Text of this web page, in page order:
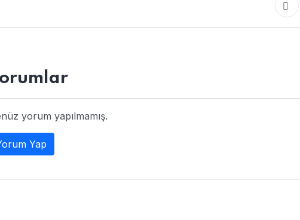
yorum yapılmamış.
Yap